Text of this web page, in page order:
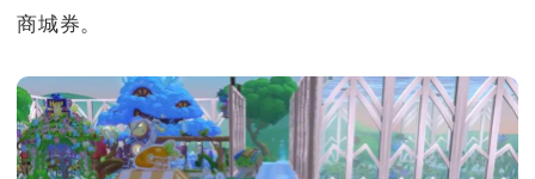
商城券。